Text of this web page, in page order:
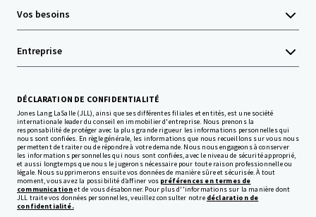
Vos besoins
Entreprise
DÉCLARATION DE CONFIDENTIALITÉ
Jones Lang LaSalle (JLL), ainsi que ses différentes filiales et entités, est une société
internationale leader du conseil en immobilier d'entreprise. Nous prenons la
responsabilité de protéger avec la plus grande rigueur les informations personnelles qui
nous sont confiées. En règle générale, les informations que nous recueillons sur vous nous
permettent de traiter ou de répondre à votre demande. Nous nous engageons à conserver
les informations personnelles qui nous sont confiées, avec le niveau de sécurité approprié,
et aussi longtemps que nous le jugerons nécessaire pour toute raison professionnelle ou
légale. Nous supprimerons ensuite vos données de manière sûre et sécurisée. À tout
moment, vous avez la possibilité d’affiner vos préférences en termes de
communicationet de vous désabonner. Pour plus d''informations sur la manière dont
JLL traite vos données personnelles, veuillez consulter notre déclaration de
confidentialité.